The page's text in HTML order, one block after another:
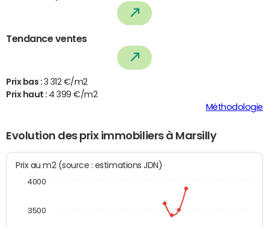
Tendance ventes
Prix bas : 3 312 €/m2
Prix haut : 4 399 €/m2
Méthodologie
Evolution des prix immobiliers à Marsilly
Prix au m2 (source : estimations JDN)
3500
4000